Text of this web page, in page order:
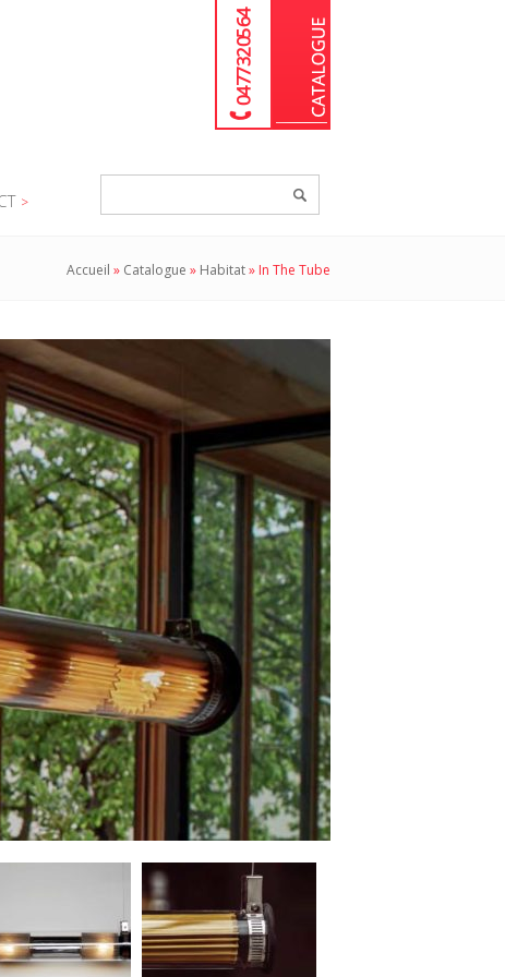
04 77 32 05 64
Accueil » Catalogue » Habitat» In The Tube